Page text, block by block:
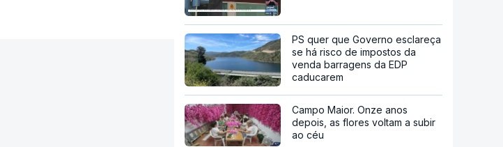
PS quer que Governo esclareça
se há risco de impostos da
venda barragens da EDP
caducarem
Campo Maior. Onze anos
depois, as flores voltam a subir
ao céu